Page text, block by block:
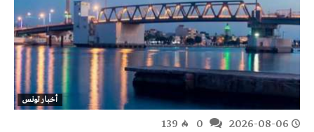
أخبار تونس
2026-08-06
139